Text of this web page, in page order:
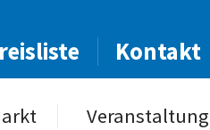
Kontakt